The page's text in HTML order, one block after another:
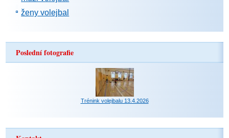
ženy volejbal
Poslední fotografie
Trénink volejbalu 13.4.2026